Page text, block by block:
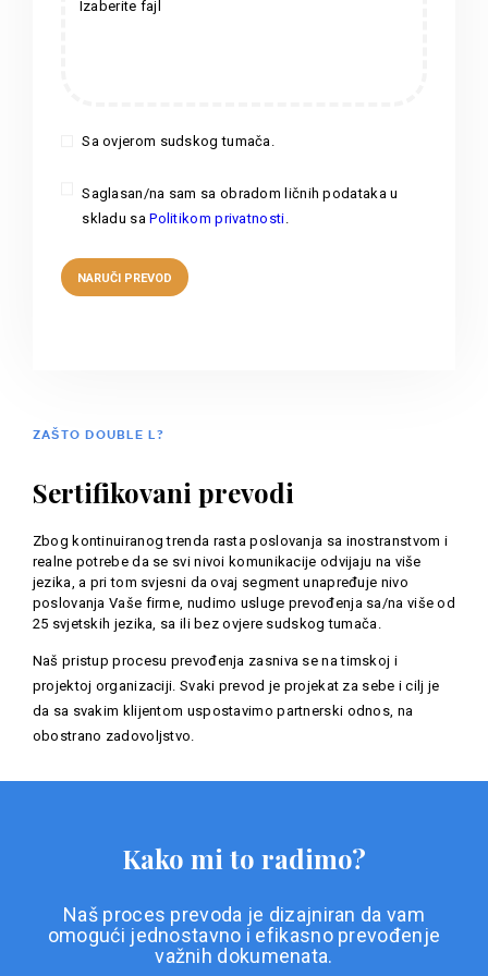
Izaberite fajl
Sa ovjerom sudskog tumača.
Saglasan/na sam sa obradom ličnih podataka u
skladu saPolitikom privatnosti.
ZAŠTO DOUBLE L?
Sertifikovani prevodi
Zbog kontinuiranog trenda rasta poslovanja sa inostranstvom i
realne potrebe da se svi nivoi komunikacije odvijaju na više
jezika, a pri tom svjesni da ovaj segment unapređuje nivo
poslovanja Vaše firme, nudimo usluge prevođenja sa/na više od
25 svjetskih jezika, sa ili bez ovjere sudskog tumača.
Naš pristup procesu prevođenja zasniva se na timskoj i
projektoj organizaciji. Svaki prevod je projekat za sebe i cilj je
da sa svakim klijentom uspostavimo partnerski odnos, na
obostrano zadovoljstvo.
Kako mi to radimo?
Naš proces prevoda je dizajniran da vam
omogući jednostavno i efikasno prevođenje
važnih dokumenata.